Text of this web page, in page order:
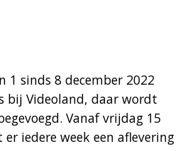
1 sinds 8 december 2022
bij Videoland, daar wordt
Vanaf vrijdag 15
iedere week een aflevering